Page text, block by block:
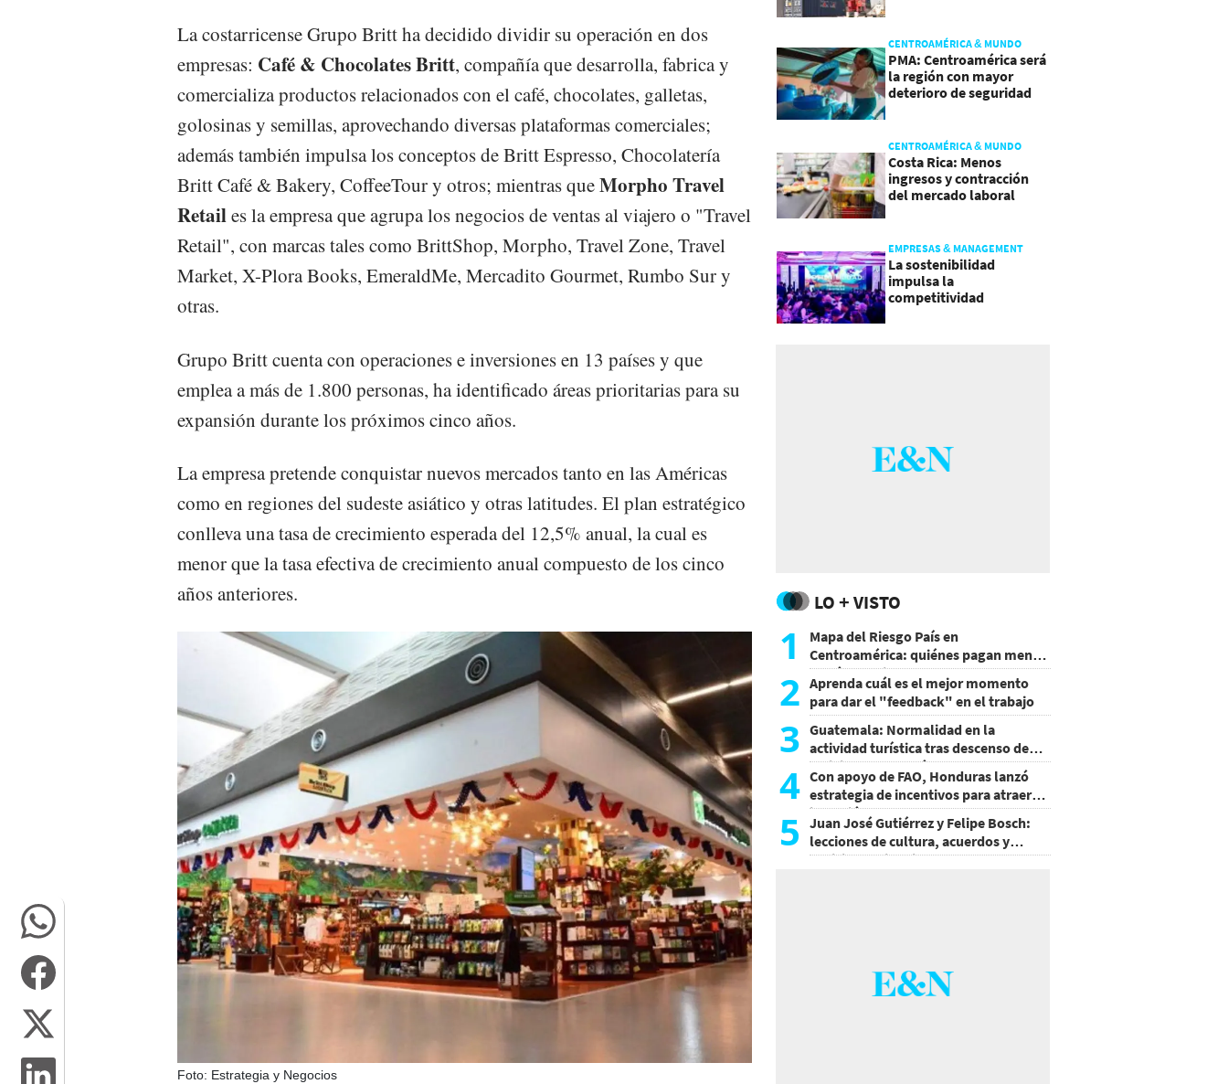
La costarricense Grupo Britt ha decidido dividir su operación en dos
empresas: Café & Chocolates Britt, compañía que desarrolla, fabrica y
comercializa productos relacionados con el café, chocolates, galletas,
golosinas y semillas, aprovechando diversas plataformas comerciales;
además también impulsa los conceptos de Britt Espresso, Chocolatería
Britt Café & Bakery, CoffeeTour y otros; mientras queMorpho Travel
Retailes la empresa que agrupa los negocios de ventas al viajero o "Travel
Retail", con marcas tales como BrittShop, Morpho, Travel Zone, Travel
Market, X-Plora Books, EmeraldMe, Mercadito Gourmet, Rumbo Sur y
otras.
Grupo Britt cuenta con operaciones e inversiones en 13 países y que
emplea a más de 1.800 personas, ha identificado áreas prioritarias para su
expansión durante los próximos cinco años.
La empresa pretende conquistar nuevos mercados tanto en las Américas
como en regiones del sudeste asiático y otras latitudes. El plan estratégico
conlleva una tasa de crecimiento esperada del 12,5% anual, la cual es
menor que la tasa efectiva de crecimiento anual compuesto de los cinco
años anteriores.
Foto: Estrategia y Negocios
CENTROAMÉRICA & MUNDO
PMA: Centroamérica será
la región con mayor
deterioro de seguridad
CENTROAMÉRICA & MUNDO
Costa Rica: Menos
ingresos y contracción
del mercado laboral
EMPRESAS & MANAGEMENT
La sostenibilidad
impulsa la
competitividad
LO + VISTO
1
Mapa del Riesgo País en
Centroamérica: quiénes pagan menos
y cuáles mejoraron
2 Aprenda cuál es el mejor momento
para dar el "feedback" en el trabajo
3 Guatemala: Normalidad en la
actividad turística tras descenso de
actividad del volcán de Fuego
4 Con apoyo de FAO, Honduras lanzó
estrategia de incentivos para atraer
inversión al agro
5
Juan José Gutiérrez y Felipe Bosch:
lecciones de cultura, acuerdos y
decisiones sin miedo